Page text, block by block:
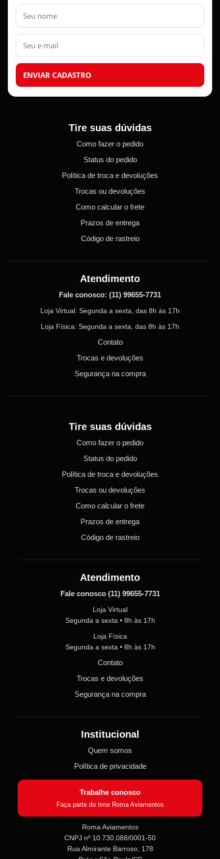
Nome
E-
mail
ENVIAR CADASTRO
Tire suas dúvidas
Como fazer o pedido
Status do pedido
Política de troca e devoluções
Trocas ou devoluções
Como calcular o frete
Prazos de entrega
Código de rastreio
Atendimento
Fale conosco: (11) 99655-7731
Loja Virtual: Segunda a sexta, das 8h às 17h
Loja Física: Segunda a sexta, das 8h às 17h
Contato
Trocas e devoluções
Segurança na compra
Tire suas dúvidas
Como fazer o pedido
Status do pedido
Política de troca e devoluções
Trocas ou devoluções
Como calcular o frete
Prazos de entrega
Código de rastreio
Atendimento
Fale conosco (11) 99655-7731
Loja Virtual
Segunda a sexta • 8h às 17h
Loja Física
Segunda a sexta • 8h às 17h
Contato
Trocas e devoluções
Segurança na compra
Institucional
Quem somos
Política de privacidade
Trabalhe conosco
Faça parte do time Roma Aviamentos
Roma Aviamentos
CNPJ nº 10.730.088/0001-50
Rua Almirante Barroso, 178